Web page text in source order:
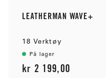
LEATHERMAN WAVE+
18 Verktøy
På lager
kr 2 199,00